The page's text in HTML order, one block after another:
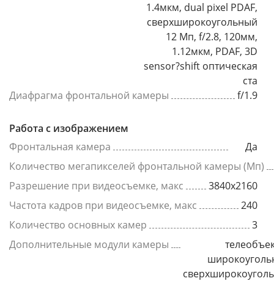
1.4мкм, dual pixel PDAF,
сверхширокоугольный
12 Мп, f/2.8, 120мм,
1.12мкм, PDAF, 3D
sensor?shift оптическая
ста
Диафрагма фронтальной камеры
f/1.9
Работа с изображением
Фронтальная камера
Да
Количество мегапикселей фронтальной камеры (Мп)
Разрешение при видеосъемке, макс
3840x2160
Частота кадров при видеосъемке, макс
240
Количество основных камер
3
Дополнительные модули камеры